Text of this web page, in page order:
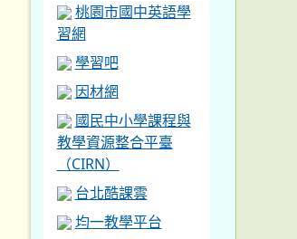
桃園市國中英語學
習網
學習吧
因材網
國民中小學課程與
教學資源整合平臺
（CIRN）
台北酷課雲
均一教學平台